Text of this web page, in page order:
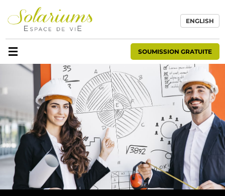
ENGLISH
SOUMISSION GRATUITE